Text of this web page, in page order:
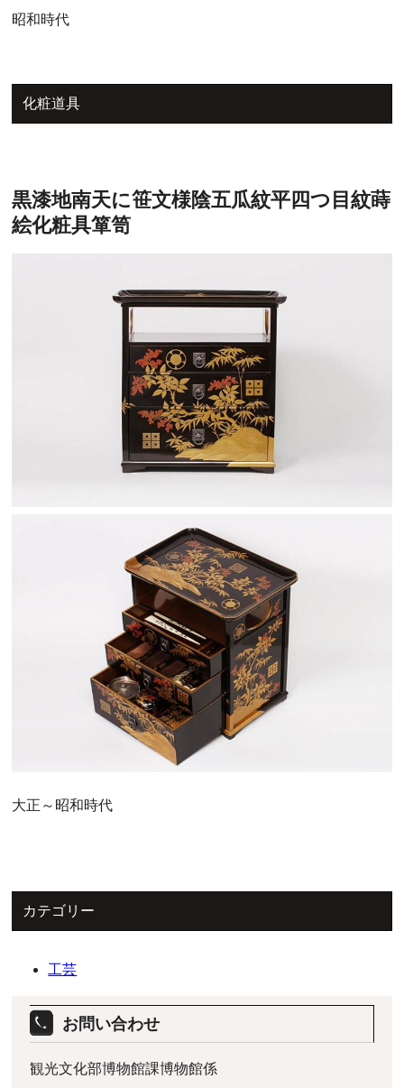
昭和時代
化粧道具
黒漆地南天に笹文様陰五瓜紋平四つ目紋蒔
絵化粧具箪笥
大正～昭和時代
カテゴリー
工芸
お問い合わせ
観光文化部博物館課博物館係